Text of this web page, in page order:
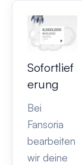
Sofortlief
erung
Bei
Fansoria
bearbeiten
wir deine